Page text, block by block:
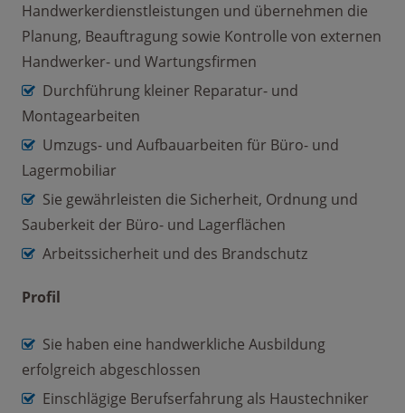
Handwerkerdienstleistungen und übernehmen die
Planung, Beauftragung sowie Kontrolle von externen
Handwerker- und Wartungsfirmen
Durchführung kleiner Reparatur- und
Montagearbeiten
Umzugs- und Aufbauarbeiten für Büro- und
Lagermobiliar
Sie gewährleisten die Sicherheit, Ordnung und
Sauberkeit der Büro- und Lagerflächen
Arbeitssicherheit und des Brandschutz
Profil
Sie haben eine handwerkliche Ausbildung
erfolgreich abgeschlossen
Einschlägige Berufserfahrung als Haustechniker